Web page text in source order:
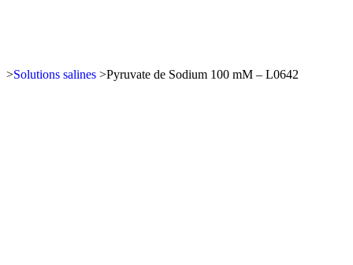
>Solutions salines >Pyruvate de Sodium 100 mM – L0642